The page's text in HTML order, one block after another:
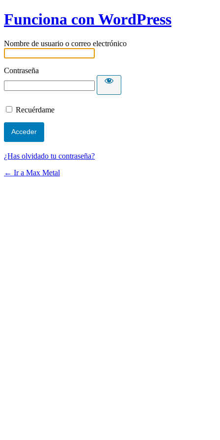
Funciona con WordPress
Nombre de usuario o correo electrónico
Contraseña
Recuérdame
¿Has olvidado tu contraseña?
← Ir a Max Metal